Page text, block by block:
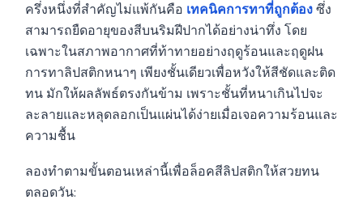
ครึ่งหนึ่งที่สำคัญไม่แพ้กันคือ เทคนิคการทาที่ถูกต้องซึ่ง
สามารถยืดอายุของสีบนริมฝีปากได้อย่างน่าทึ่ง โดย
เฉพาะในสภาพอากาศที่ท้าทายอย่างฤดูร้อนและฤดูฝน
การทาลิปสติกหนาๆ เพียงชั้นเดียวเพื่อหวังให้สีชัดและติด
ทน มักให้ผลลัพธ์ตรงกันข้าม เพราะชั้นที่หนาเกินไปจะ
ละลายและหลุดลอกเป็นแผ่นได้ง่ายเมื่อเจอความร้อนและ
ความชื้น
ลองทำตามขั้นตอนเหล่านี้เพื่อล็อคสีลิปสติกให้สวยทน
ตลอดวัน: